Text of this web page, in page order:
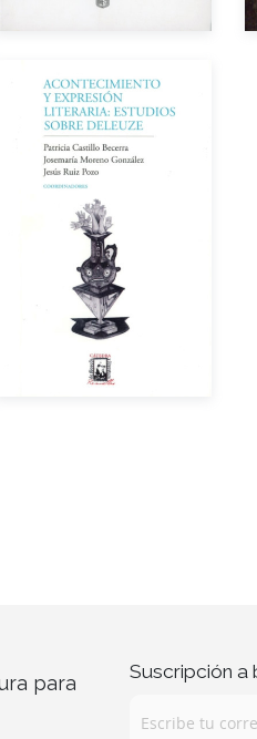
Autores
Año de edición
para
Suscripción a